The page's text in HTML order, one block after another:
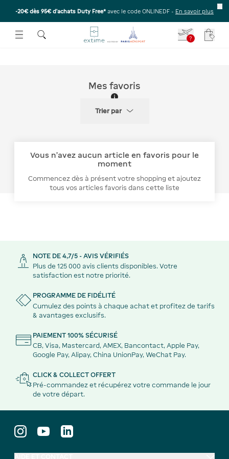
-20€ dès 95€ d’achats Duty Free* avec le code ONLINEDF - En savoir plus
MENU
OUVRIR LE SOUS-MENU
POUR OUVRIR LE SOUS-MENU
?
Mes favoris
Trier par
Vous n'avez aucun article en favoris pour le
moment
Commencez dès à présent votre shopping et ajoutez
tous vos articles favoris dans cette liste
NOTE DE 4,7/5 - AVIS VÉRIFIÉS
Plus de 125 000 avis clients disponibles. Votre
satisfaction est notre priorité.
PROGRAMME DE FIDÉLITÉ
Cumulez des points à chaque achat et profitez de tarifs
& avantages exclusifs.
PAIEMENT 100% SÉCURISÉ
CB, Visa, Mastercard, AMEX, Bancontact, Apple Pay,
Google Pay, Alipay, China UnionPay, WeChat Pay.
CLICK & COLLECT OFFERT
Pré-commandez et récupérez votre commande le jour
de votre départ.